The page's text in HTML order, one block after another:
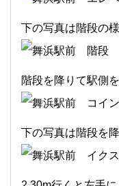
下の写真は階段の様
階段を降りて駅側
下の写真は階段を